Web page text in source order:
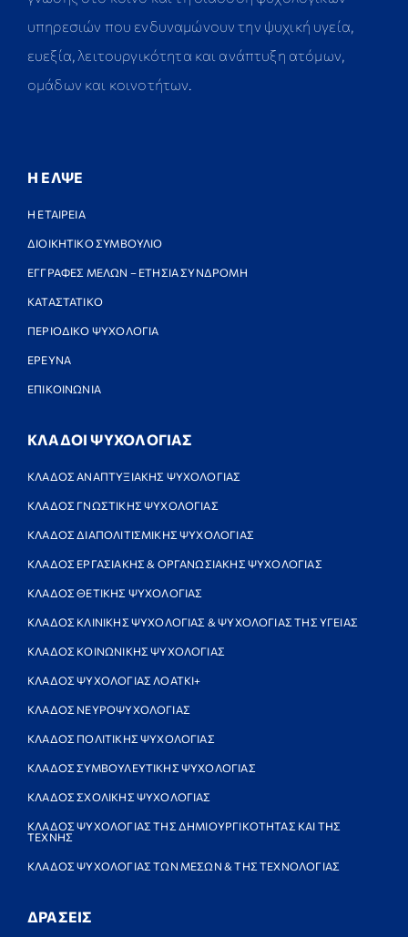
υπηρεσιών που ενδυναμώνουν την ψυχική υγεία,
ευεξία, λειτουργικότητα και ανάπτυξη ατόμων,
ομάδων και κοινοτήτων.
Η ΕΛΨΕ
Η ΕΤΑΙΡΕΙΑ
ΔΙΟΙΚΗΤΙΚΟ ΣΥΜΒΟΥΛΙΟ
ΕΓΓΡΑΦΕΣ ΜΕΛΩΝ – ΕΤΗΣΙΑ ΣΥΝΔΡΟΜΗ
ΚΑΤΑΣΤΑΤΙΚΟ
ΠΕΡΙΟΔΙΚΟ ΨΥΧΟΛΟΓΙΑ
ΕΡΕΥΝΑ
ΕΠΙΚΟΙΝΩΝΙΑ
ΚΛΑΔΟΙ ΨΥΧΟΛΟΓΙΑΣ
ΚΛΑΔΟΣ ΑΝΑΠΤΥΞΙΑΚΗΣ ΨΥΧΟΛΟΓΙΑΣ
ΚΛΑΔΟΣ ΓΝΩΣΤΙΚΗΣ ΨΥΧΟΛΟΓΙΑΣ
ΚΛΑΔΟΣ ΔΙΑΠΟΛΙΤΙΣΜΙΚΗΣ ΨΥΧΟΛΟΓΙΑΣ
ΚΛΑΔΟΣ ΕΡΓΑΣΙΑΚΗΣ & ΟΡΓΑΝΩΣΙΑΚΗΣ ΨΥΧΟΛΟΓΙΑΣ
ΚΛΑΔΟΣ ΘΕΤΙΚΗΣ ΨΥΧΟΛΟΓΙΑΣ
ΚΛΑΔΟΣ ΚΛΙΝΙΚΗΣ ΨΥΧΟΛΟΓΙΑΣ & ΨΥΧΟΛΟΓΙΑΣ ΤΗΣ ΥΓΕΙΑΣ
ΚΛΑΔΟΣ ΚΟΙΝΩΝΙΚΗΣ ΨΥΧΟΛΟΓΙΑΣ
ΚΛΑΔΟΣ ΨΥΧΟΛΟΓΙΑΣ ΛΟΑΤΚΙ+
ΚΛΑΔΟΣ ΝΕΥΡΟΨΥΧΟΛΟΓΙΑΣ
ΚΛΑΔΟΣ ΠΟΛΙΤΙΚΗΣ ΨΥΧΟΛΟΓΙΑΣ
ΚΛΑΔΟΣ ΣΥΜΒΟΥΛΕΥΤΙΚΗΣ ΨΥΧΟΛΟΓΙΑΣ
ΚΛΑΔΟΣ ΣΧΟΛΙΚΗΣ ΨΥΧΟΛΟΓΙΑΣ
ΚΛΑΔΟΣ ΨΥΧΟΛΟΓΙΑΣ ΤΗΣ ΔΗΜΙΟΥΡΓΙΚΟΤΗΤΑΣ ΚΑΙ ΤΗΣ
ΤΕΧΝΗΣ
ΚΛΑΔΟΣ ΨΥΧΟΛΟΓΙΑΣ ΤΩΝ ΜΕΣΩΝ & ΤΗΣ ΤΕΧΝΟΛΟΓΙΑΣ
ΔΡΑΣΕΙΣ